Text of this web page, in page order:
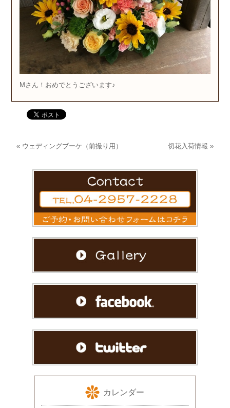
Mさん！おめでとうございます♪
« ウェディングブーケ（前撮り用） 切花入荷情報 »
カレンダー